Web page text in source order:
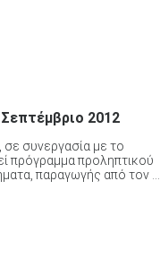
2012
σε συνεργασία µε το
πρόγραμμα προληπτικού
παραγωγής από τον ...